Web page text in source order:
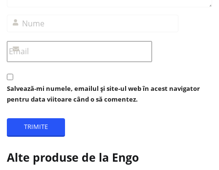
Salvează-mi numele, emailul și site-ul web în acest navigator
pentru data viitoare când o să comentez.
Alte produse de la Engo